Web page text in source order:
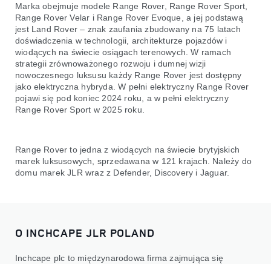
Marka obejmuje modele Range Rover, Range Rover Sport,
Range Rover Velar i Range Rover Evoque, a jej podstawą
jest Land Rover – znak zaufania zbudowany na 75 latach
doświadczenia w technologii, architekturze pojazdów i
wiodących na świecie osiągach terenowych. W ramach
strategii zrównoważonego rozwoju i dumnej wizji
nowoczesnego luksusu każdy Range Rover jest dostępny
jako elektryczna hybryda. W pełni elektryczny Range Rover
pojawi się pod koniec 2024 roku, a w pełni elektryczny
Range Rover Sport w 2025 roku.
Range Rover to jedna z wiodących na świecie brytyjskich
marek luksusowych, sprzedawana w 121 krajach. Należy do
domu marek JLR wraz z Defender, Discovery i Jaguar.
O INCHCAPE JLR POLAND
Inchcape plc to międzynarodowa firma zajmująca się